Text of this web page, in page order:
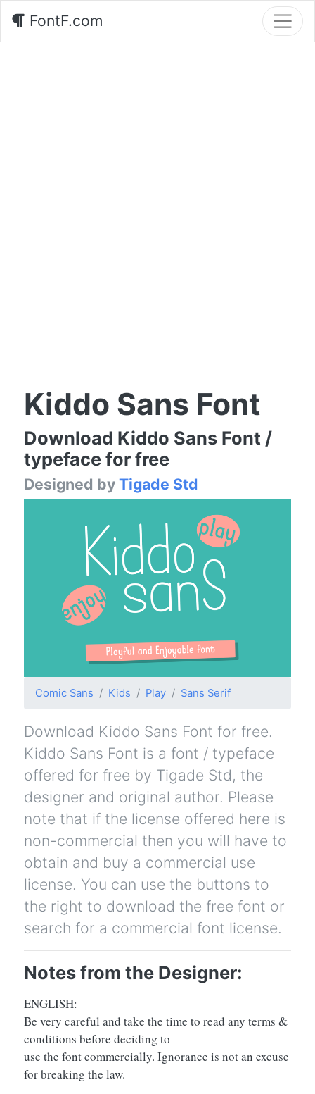
FontF.com
Kiddo Sans Font
Download Kiddo Sans Font /
typeface for free
Designed byTigade Std
Comic Sans Kids Play Sans Serif
Download Kiddo Sans Font for free.
Kiddo Sans Font is a font / typeface
offered for free by Tigade Std, the
designer and original author. Please
note that if the license offered here is
non-commercial then you will have to
obtain and buy a commercial use
license. You can use the buttons to
the right to download the free font or
search for a commercial font license.
Notes from the Designer:
ENGLISH:
Be very careful and take the time to read any terms &
conditions before deciding to
use the font commercially. Ignorance is not an excuse
for breaking the law.